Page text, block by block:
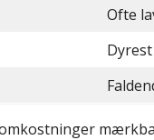
Ofte
Dyrest